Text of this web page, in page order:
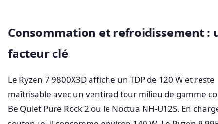
Consommation et refroidissement :
facteur clé
Le Ryzen 7 9800X3D affiche un TDP de 120 W et reste
maîtrisable avec un ventirad tour milieu de gamme
Be Quiet Pure Rock 2 ou le Noctua NH-U12S. En